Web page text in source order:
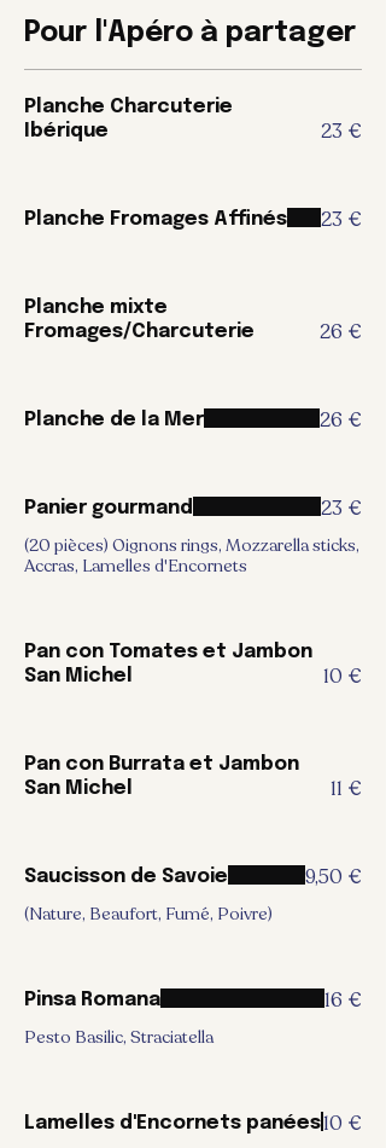
Pour l'Apéro à partager
Planche Charcuterie
Ibérique
23 €
Planche Fromages Affinés 23 €
Planche mixte
Fromages/Charcuterie
26 €
Planche de la Mer 26 €
Panier gourmand
(20 pièces) Oignons rings, Mozzarella sticks,
Accras, Lamelles d'Encornets
23 €
Pan con Tomates et Jambon
San Michel
10 €
Pan con Burrata et Jambon
San Michel
11 €
Saucisson de Savoie
(Nature, Beaufort, Fumé, Poivre)
9,50 €
Pinsa Romana
Pesto Basilic, Straciatella
16 €
Lamelles d'Encornets panées10 €